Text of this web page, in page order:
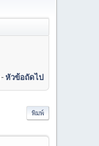
-หัวข้อถัดไป
พิมพ์